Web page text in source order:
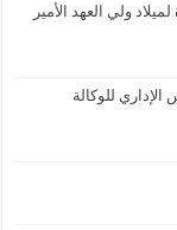
ولي العهد الأمير
للوكالة